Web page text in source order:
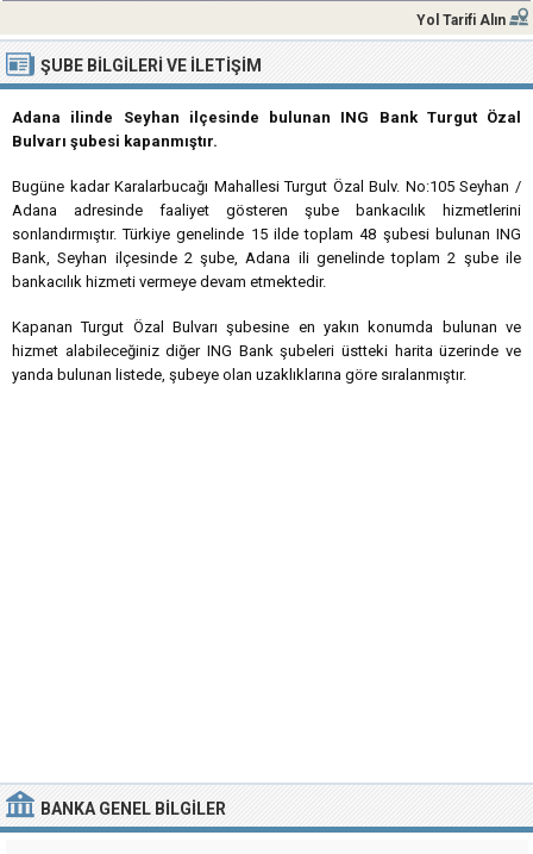
Yol Tarifi Alın
ŞUBE BILGILERI VE İLETIŞIM
Adana ilinde Seyhan ilçesinde bulunan ING Bank Turgut Özal
Bulvarı şubesi kapanmıştır.
Bugüne kadar Karalarbucağı Mahallesi Turgut Özal Bulv. No:105 Seyhan /
Adana adresinde faaliyet gösteren şube bankacılık hizmetlerini
sonlandırmıştır. Türkiye genelinde 15 ilde toplam 48 şubesi bulunan ING
Bank, Seyhan ilçesinde 2 şube, Adana ili genelinde toplam 2 şube ile
bankacılık hizmeti vermeye devam etmektedir.
Kapanan Turgut Özal Bulvarı şubesine en yakın konumda bulunan ve
hizmet alabileceğiniz diğer ING Bank şubeleri üstteki harita üzerinde ve
yanda bulunan listede, şubeye olan uzaklıklarına göre sıralanmıştır.
BANKA GENEL BILGILER